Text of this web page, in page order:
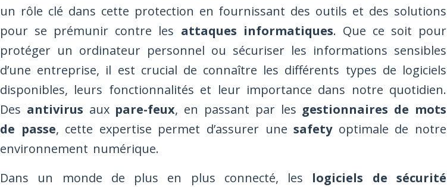
un rôle clé dans cette protection en fournissant des outils et des solutions
pour se prémunir contre les attaques informatiques. Que ce soit pour
protéger un ordinateur personnel ou sécuriser les informations sensibles
d’une entreprise, il est crucial de connaître les différents types de logiciels
disponibles, leurs fonctionnalités et leur importance dans notre quotidien.
Des antivirus aux pare-feux, en passant par les gestionnaires de mots
de passe, cette expertise permet d’assurer unesafetyoptimale de notre
environnement numérique.
Dans un monde de plus en plus connecté, les logiciels de sécurité